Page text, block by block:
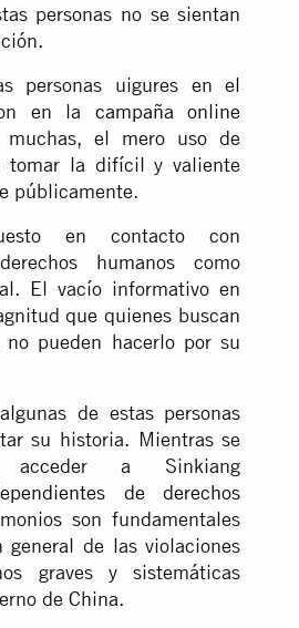
personas no se sientan
personas uigures en el
en la campaña online
el mero uso de
tomar la difícil y valiente
públicamente.
en contacto con
humanos como
El vacío informativo en
que quienes buscan
pueden hacerlo por su
de estas personas
su historia. Mientras se
acceder a Sinkiang
de derechos
son fundamentales
general de las violaciones
graves y sistemáticas
de China.